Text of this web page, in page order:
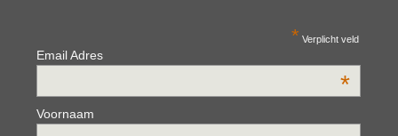
* Verplicht veld
Email Adres
*
Voornaam